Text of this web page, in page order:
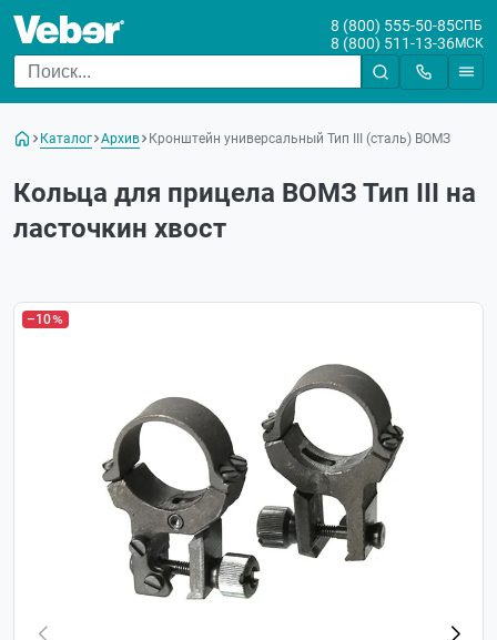
8 (800) 555-50-85СПБ
8 (800) 511-13-36МСК
Каталог Архив Кронштейн универсальный Тип III (сталь) ВОМЗ
Кольца для прицела ВОМЗ Тип III на
ласточкин хвост
–10